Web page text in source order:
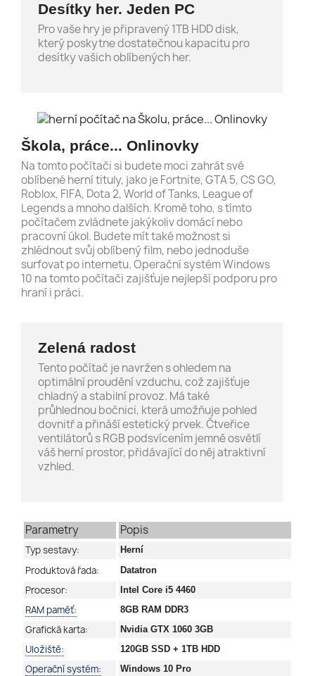
Desítky her. Jeden PC
Pro vaše hry je připravený 1TB HDD disk,
který poskytne dostatečnou kapacitu pro
desítky vašich oblíbených her.
Škola, práce... Onlinovky
Na tomto počítači si budete moci zahrát své
oblíbené herní tituly, jako je Fortnite, GTA 5, CS GO,
Roblox, FIFA, Dota 2, World of Tanks, League of
Legends a mnoho dalších. Kromě toho, s tímto
počítačem zvládnete jakýkoliv domácí nebo
pracovní úkol. Budete mít také možnost si
zhlédnout svůj oblíbený film, nebo jednoduše
surfovat po internetu. Operační systém Windows
10 na tomto počítači zajišťuje nejlepší podporu pro
hraní i práci.
Zelená radost
Tento počítač je navržen s ohledem na
optimální proudění vzduchu, což zajišťuje
chladný a stabilní provoz. Má také
průhlednou bočnici, která umožňuje pohled
dovnitř a přináší estetický prvek. Čtveřice
ventilátorů s RGB podsvícením jemně osvětlí
váš herní prostor, přidávající do něj atraktivní
vzhled.
Parametry Popis
Typ sestavy: Herní
Produktová řada: Datatron
Procesor: Intel Core i5 4460
RAM paměť: 8GB RAM DDR3
Grafická karta: Nvidia GTX 1060 3GB
Uložiště: 120GB SSD + 1TB HDD
Operační systém: Windows 10 Pro